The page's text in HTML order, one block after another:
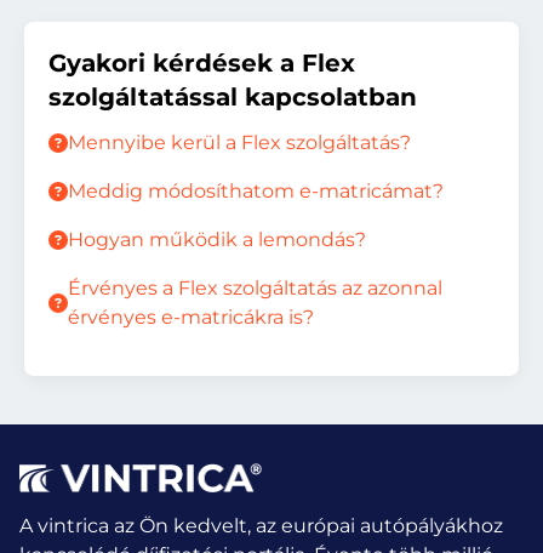
Gyakori kérdések a Flex
szolgáltatással kapcsolatban
Mennyibe kerül a Flex szolgáltatás?
Meddig módosíthatom e-matricámat?
Hogyan működik a lemondás?
Érvényes a Flex szolgáltatás az azonnal
érvényes e-matricákra is?
A vintrica az Ön kedvelt, az európai autópályákhoz